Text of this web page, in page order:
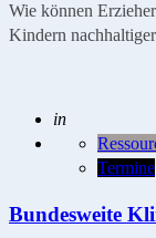
Wie können
Kindern
Geschrieben
in
Termine
Bundesweite